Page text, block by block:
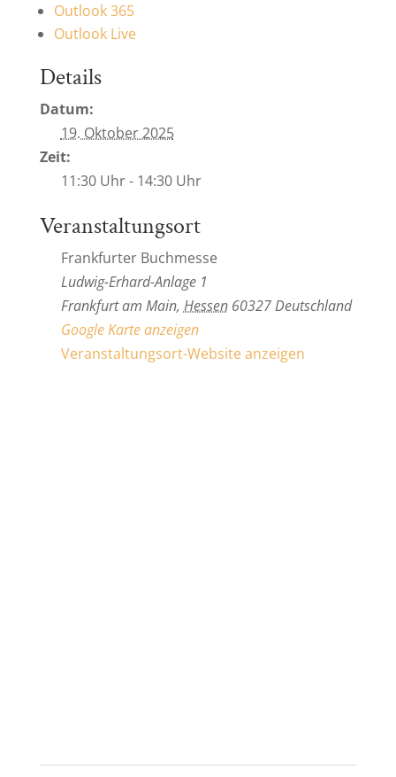
Outlook 365
Outlook Live
Details
Datum:
19. Oktober 2025
Zeit:
11:30 Uhr - 14:30 Uhr
Veranstaltungsort
Frankfurter Buchmesse
Ludwig-Erhard-Anlage 1
Frankfurt am Main, Hessen 60327Deutschland
Google Karte anzeigen
Veranstaltungsort-Website anzeigen